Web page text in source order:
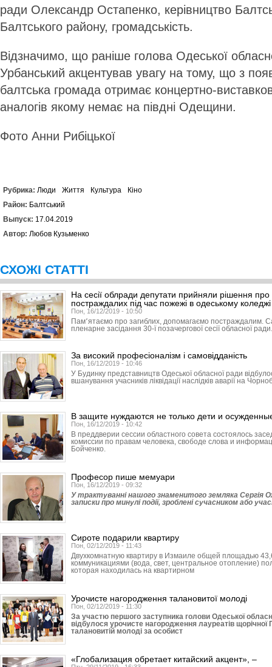
ради Олександр Остапенко, керівництво
Балтського району, громадськість.
Відзначимо, що раніше голова Одеської
Урбанський акцентував увагу на тому, що з
балтська громада отримає концертно-
аналогів якому немає на півдні Одещини.
Фото Анни Рибіцької
Рубрика: Люди Життя Культура
Кіно
Район: Балтський
Выпуск: 17.04.2019
Автор: Любов Кузьменко
СХОЖІ СТАТТІ
На сесії облради депутати прийняли рішення про
постраждалих під час пожежі в одеському коледжі
Пон, 16/12/2019 - 10:50
Пам՚ятаємо про загиблих, допомагаємо постраждалим.
пленарне засідання 30-ї позачергової сесії обласної ради.
За високий професіоналізм і самовідданість
Пон, 16/12/2019 - 10:46
У Будинку представництв Одеської обласної ради
вшанування учасників ліквідації наслідків аварії на
В защите нуждаются не только дети и
Пон, 16/12/2019 - 10:42
В преддверии сессии областного совета состоялось
комиссии по правам человека, свободе слова и
Бойченко.
Професор пише мемуари
Пон, 16/12/2019 - 09:32
У трактуванні нашого знаменитого земляка Сергія
записки про минулі події, зроблені сучасником або
Сироте подарили квартиру
Пон, 02/12/2019 - 11:43
Двухкомнатную квартиру в Измаиле общей площадью
коммуникациями (вода, свет, центральное отопление)
которая находилась на квартирном
Урочисте нагородження талановитої молоді
Пон, 02/12/2019 - 11:30
За участю першого заступника голови Одеської
відбулося урочисте нагородження лауреатів щорічної
талановитій молоді за особист
«Глобализация обретает китайский акцент», –